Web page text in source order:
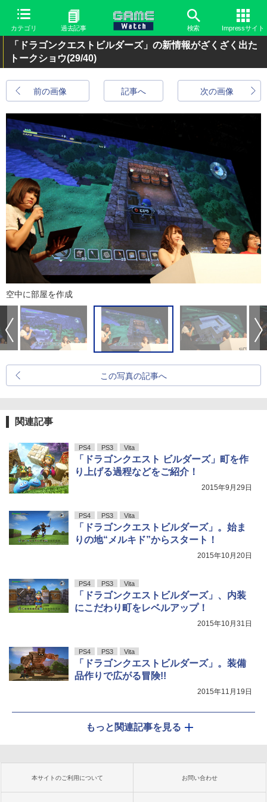
カテゴリ 過去記事 検索 Impressサイト
「ドラゴンクエストビルダーズ」の新情報がざくざく出た
トークショウ(29/40)
前の画像 次の画像
記事へ
空中に部屋を作成
この写真の記事へ
関連記事
PS4 PS3 Vita
「ドラゴンクエスト ビルダーズ」町を作
り上げる過程などをご紹介！
2015年9月29日
PS4 PS3 Vita
「ドラゴンクエストビルダーズ」。始ま
りの地“メルキド”からスタート！
2015年10月20日
PS4 PS3 Vita
「ドラゴンクエストビルダーズ」、内装
にこだわり町をレベルアップ！
2015年10月31日
PS4 PS3 Vita
「ドラゴンクエストビルダーズ」。装備
品作りで広がる冒険!!
2015年11月19日
もっと関連記事を見る
本サイトのご利用について お問い合わせ